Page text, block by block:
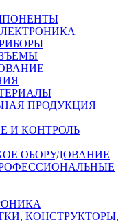
ПРОДУКЦИЯ
И КОНТРОЛЬ
ОБОРУДОВАНИЕ
КОНСТРУКТОРЫ,